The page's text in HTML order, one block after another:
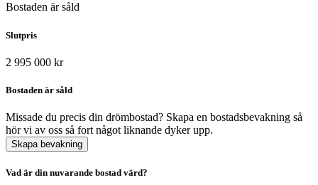
Bostaden är såld
Slutpris
2 995 000 kr
Bostaden är såld
Missade du precis din drömbostad? Skapa en bostadsbevakning så
hör vi av oss så fort något liknande dyker upp.
Skapa bevakning
Vad är din nuvarande bostad värd?